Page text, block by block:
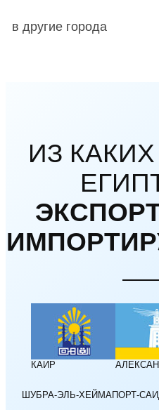
в другие города
ИЗ
КАИР
ШУБРА-ЭЛЬ-ХЕЙМАПОРТ-